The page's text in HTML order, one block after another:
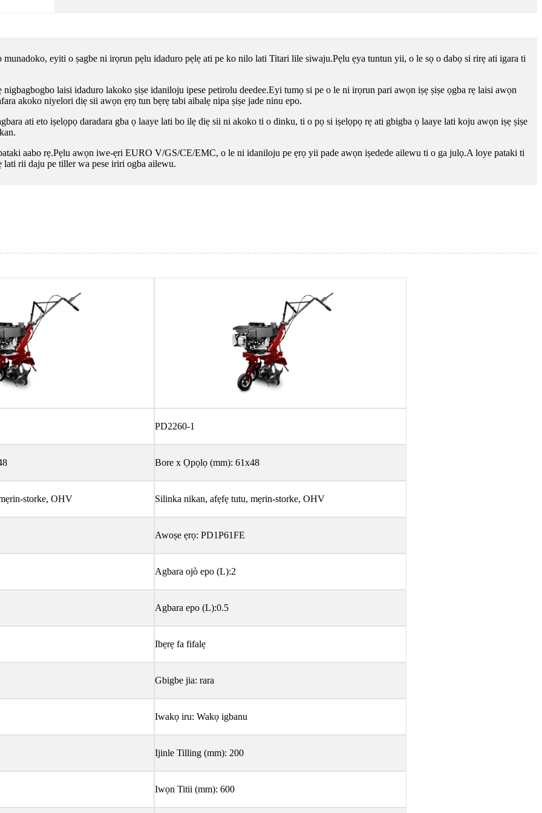
eyiti o ṣagbe ni irọrun pẹlu idaduro pẹlẹ ati pe ko nilo lati Titari lile siwaju.Pẹlu ẹya tuntun yii, o le sọ o dabọ si rirẹ ati igara ti
laisi idaduro lakoko ṣiṣe idaniloju ipese petirolu deedee.Eyi tumọ si pe o le ni irọrun pari awọn iṣẹ ṣiṣe ọgba rẹ laisi awọn
akoko niyelori diẹ sii awọn ẹrọ tun bẹrẹ tabi aibalẹ nipa ṣiṣe jade ninu epo.
ati eto iṣelọpọ daradara gba ọ laaye lati bo ilẹ diẹ sii ni akoko ti o dinku, ti o pọ si iṣelọpọ rẹ ati gbigba ọ laaye lati koju awọn iṣẹ ṣiṣe
aabo rẹ.Pẹlu awọn iwe-ẹri EURO V/GS/CE/EMC, o le ni idaniloju pe ẹrọ yii pade awọn iṣedede ailewu ti o ga julọ.A loye pataki ti
lati rii daju pe tiller wa pese iriri ogba ailewu.
PD2260-1
Bore x Ọpọlọ (mm): 61x48
storke, OHV Silinka nikan, afẹfẹ tutu, mẹrin-storke, OHV
Awoṣe ẹrọ: PD1P61FE
Agbara ojò epo (L):2
Agbara epo (L):0.5
Ibẹrẹ fa fifalẹ
Gbigbe jia: rara
Iwakọ iru: Wakọ igbanu
Ijinle Tilling (mm): 200
Iwọn Titii (mm): 600